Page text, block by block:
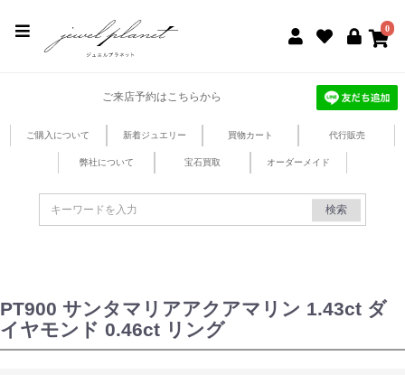
0
ご来店予約はこちらから
ご購入について 新着ジュエリー 買物カート 代行販売
弊社について 宝石買取 オーダーメイド
検索
PT900 サンタマリアアクアマリン 1.43ct ダ
イヤモンド 0.46ct リング